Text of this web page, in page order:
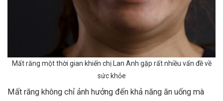
Mất răng một thời gian khiến chị Lan Anh gặp rất nhiều vấn đề về
sức khỏe
Mất răng không chỉ ảnh hưởng đến khả năng ăn uống mà